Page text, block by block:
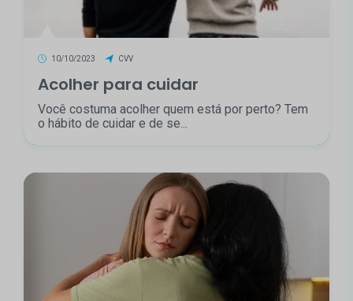
10/10/2023 CVV
Acolher para cuidar
Você costuma acolher quem está por perto? Tem
o hábito de cuidar e de se...